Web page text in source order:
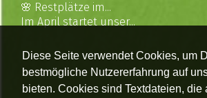
Diese Seite verwendet Cookies, um
bestmögliche Nutzererfahrung auf
bieten. Cookies sind Textdateien, die
🌸 Restplätze im...
Im April startet unser...